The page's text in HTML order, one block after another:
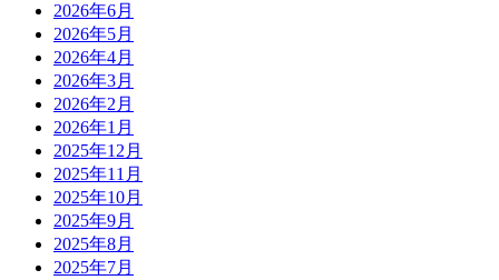
2026年6月
2026年5月
2026年4月
2026年3月
2026年2月
2026年1月
2025年12月
2025年11月
2025年10月
2025年9月
2025年8月
2025年7月